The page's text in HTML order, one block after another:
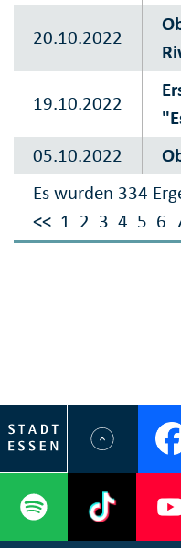
Es wurden 334
<< 1 2 3 4 5 6
20.10.2022
19.10.2022
05.10.2022